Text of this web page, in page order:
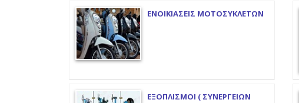
ΕΝΟΙΚΙΑΣΕΙΣ ΜΟΤΟΣΥΚΛΕΤΩΝ
ΕΞΟΠΛΙΣΜΟΙ ( ΣΥΝΕΡΓΕΙΩΝ